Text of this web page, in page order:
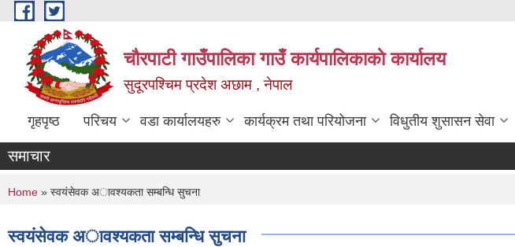
Skip to main content
चौरपाटी गाउँपालिका गाउँ कार्यपालिकाकाे कार्यालय
सुदूरपश्चिम प्रदेश अछाम , नेपाल
गृहपृष्ठ परिचय वडा कार्यालयहरु कार्यक्रम तथा परियोजना विधुतीय शुसासन सेवा
समाचार
You are here
Home » स्वयंसेवक अावश्यकता सम्बन्धि सुचना
स्वयंसेवक अावश्यकता सम्बन्धि सुचना